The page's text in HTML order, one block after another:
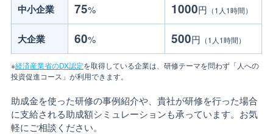
中小企業 75% 1000円 （1人1時間）
大企業 60% 500円 （1人1時間）
※経済産業省のDX認定を取得している企業は、研修テーマを問わず「人への
投資促進コース」が利用できます。
助成金を使った研修の事例紹介や、貴社が研修を行った場合
に支給される助成額シミュレーションも承っています。お気
軽にご相談ください。